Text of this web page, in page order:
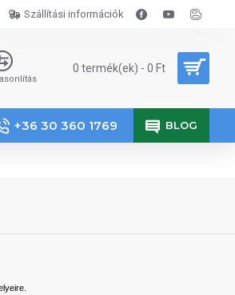
Szállítási információk
0 termék(ek) - 0 Ft
+36 30 360 1769 BLOG